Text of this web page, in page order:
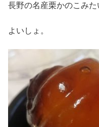
長野の名産栗かのこみた
よいしょ。